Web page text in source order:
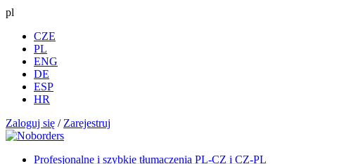
pl
CZE
PL
ENG
DE
ESP
HR
Zaloguj się / Zarejestruj
Profesjonalne i szybkie tłumaczenia PL-CZ i CZ-PL